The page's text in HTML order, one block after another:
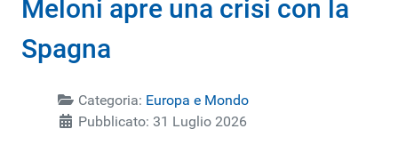
Meloni apre una crisi con la
Spagna
Categoria: Europa e Mondo
Pubblicato: 31 Luglio 2026